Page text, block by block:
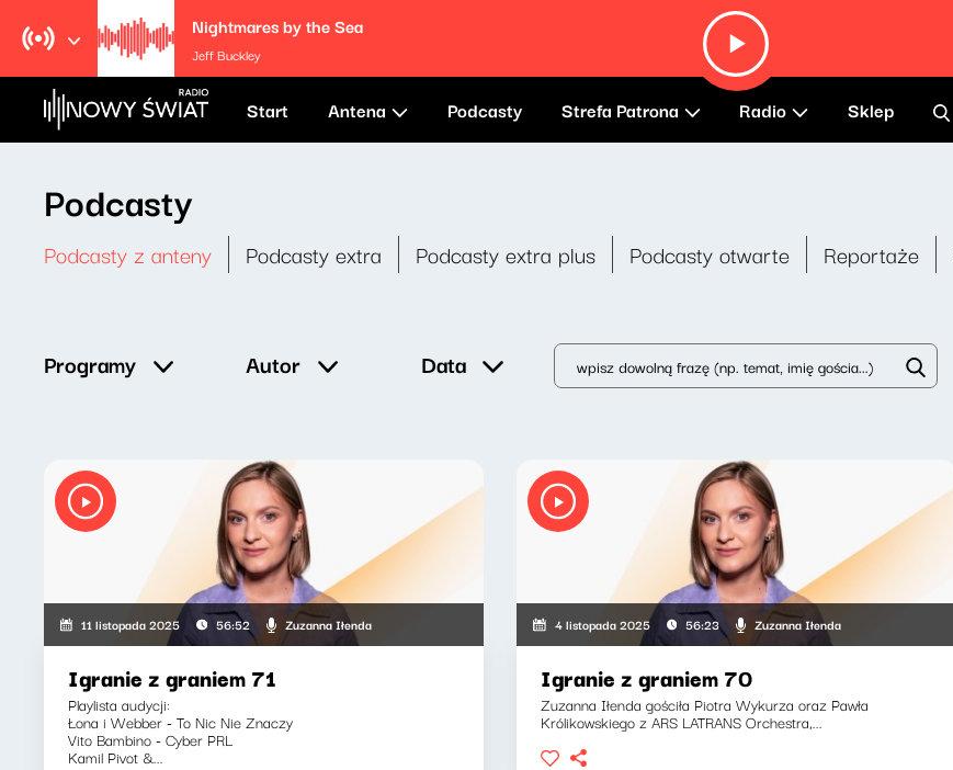
Nightmares by the Sea
Jeff Buckley
Start Antena Podcasty Strefa Patrona Radio Sklep
Podcasty
Podcasty z anteny Podcasty extra Podcasty extra plus Podcasty otwarte Reportaże
Programy Autor Data
11 listopada 2025 56:52 Zuzanna Iłenda
Igranie z graniem 71
Playlista audycji:
Łona i Webber - To Nic Nie Znaczy
Vito Bambino - Cyber PRL
Kamil Pivot &...
4 listopada 2025 56:23 Zuzanna Iłenda
Igranie z graniem 70
Zuzanna Iłenda gościła Piotra Wykurza oraz Pawła
Królikowskiego z ARS LATRANS Orchestra,...